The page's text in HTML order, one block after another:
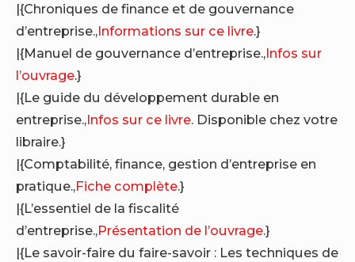
|{Chroniques de finance et de gouvernance
d’entreprise.,Informations sur ce livre.}
|{Manuel de gouvernance d’entreprise.,Infos sur
l’ouvrage.}
|{Le guide du développement durable en
entreprise.,Infos sur ce livre. Disponible chez votre
libraire.}
|{Comptabilité, finance, gestion d’entreprise en
pratique.,Fiche complète.}
|{L’essentiel de la fiscalité
d’entreprise.,Présentation de l’ouvrage.}
|{Le savoir-faire du faire-savoir : Les techniques de